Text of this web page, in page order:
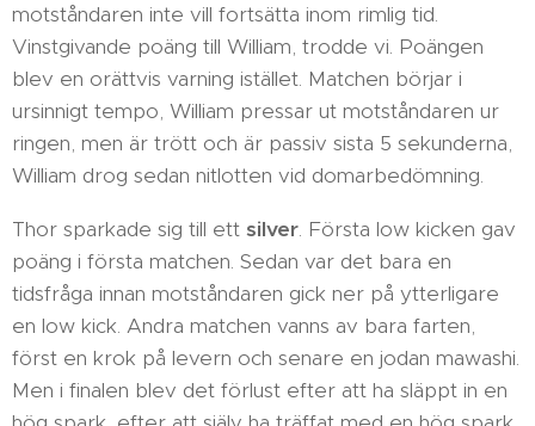
motståndaren inte vill fortsätta inom rimlig tid.
Vinstgivande poäng till William, trodde vi. Poängen
blev en orättvis varning istället. Matchen börjar i
ursinnigt tempo, William pressar ut motståndaren ur
ringen, men är trött och är passiv sista 5 sekunderna,
William drog sedan nitlotten vid domarbedömning.
Thor sparkade sig till ett silver. Första low kicken gav
poäng i första matchen. Sedan var det bara en
tidsfråga innan motståndaren gick ner på ytterligare
en low kick. Andra matchen vanns av bara farten,
först en krok på levern och senare en jodan mawashi.
Men i finalen blev det förlust efter att ha släppt in en